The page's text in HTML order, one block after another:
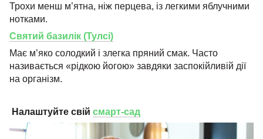
Трохи менш м’ятна, ніж перцева, із легкими яблучними
нотками.
Святий базилік (Тулсі)
Має м’яко солодкий і злегка пряний смак. Часто
називається «рідкою йогою» завдяки заспокійливій дії
на організм.
Налаштуйте свій смарт-сад